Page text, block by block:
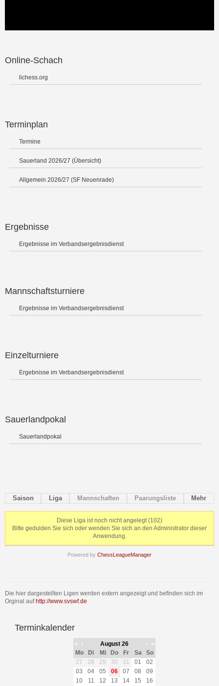
Online-Schach
lichess.org
Terminplan
Termine
Sauerland 2026/27 (Übersicht)
Allgemein 2026/27 (SF Neuenrade)
Ergebnisse
Ergebnisse im Verbandsergebnisdienst
Mannschaftsturniere
Ergebnisse im Verbandsergebnisdienst
Einzelturniere
Ergebnisse im Verbandsergebnisdienst
Sauerlandpokal
Sauerlandpokal
Saison Liga Mannschaften Paarungsliste Mehr
Diese Liga ist noch nicht angelegt (102)
Bitte gedulden Sie sich oder wenden Sie sich an den Administrator dieser
Anwendung.
Powered by ChessLeagueManager
Die hier dargestellten Ligen werden extern angezeigt und befinden sich im
Orginal auf http://www.svswf.de
Terminkalender
« ‹ August 26 ›
»
Mo
Di Mi Do Fr Sa
So
27
28 29 30 31 01
02
03
04 05 06 07 08
09
10
11 12 13 14 15
16